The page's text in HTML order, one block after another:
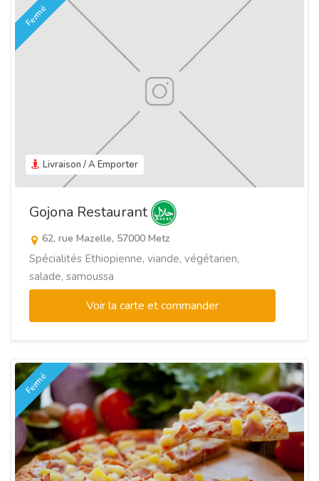
Livraison / A Emporter
Fermé
Gojona Restaurant
62, rue Mazelle, 57000 Metz
Spécialités Ethiopienne, viande, végétarien,
salade, samoussa
Voir la carte et commander
Fermé